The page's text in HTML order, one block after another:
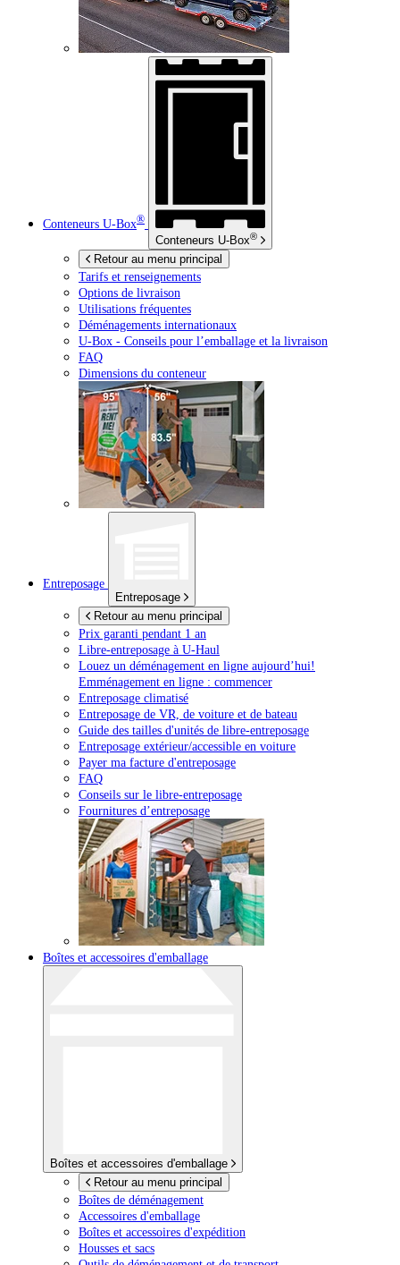
Conteneurs U-Box®
Conteneurs U-Box®
Retour au menu principal
Tarifs et renseignements
Options de livraison
Utilisations fréquentes
Déménagements internationaux
U-Box - Conseils pour l’emballage et la livraison
FAQ
Dimensions du conteneur
Entreposage
Entreposage
Retour au menu principal
Prix garanti pendant 1 an
Libre-entreposage à U-Haul
Louez un déménagement en ligne aujourd’hui!
Emménagement en ligne : commencer
Entreposage climatisé
Entreposage de VR, de voiture et de bateau
Guide des tailles d'unités de libre-entreposage
Entreposage extérieur/accessible en voiture
Payer ma facture d'entreposage
FAQ
Conseils sur le libre-entreposage
Fournitures d’entreposage
Boîtes et accessoires d'emballage
Boîtes et accessoires d'emballage
Retour au menu principal
Boîtes de déménagement
Accessoires d'emballage
Boîtes et accessoires d'expédition
Housses et sacs